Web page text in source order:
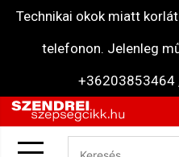
Technikai okok miatt
telefonon. Jelenleg
+36203853464